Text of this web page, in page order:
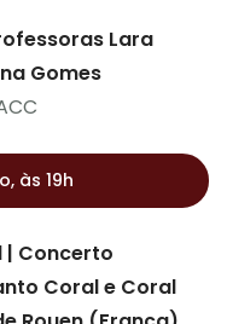
Lara
Gomes
às 19h
| Concerto
Coral e Coral